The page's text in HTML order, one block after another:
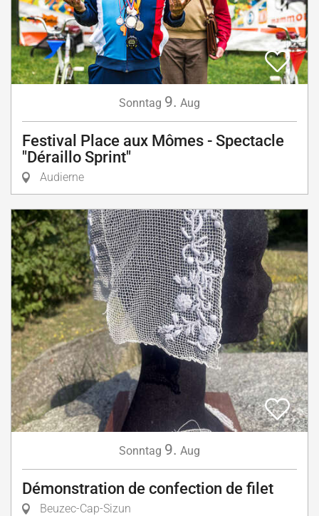
Sonntag 9. Aug
Festival Place aux Mômes - Spectacle
"Déraillo Sprint"
Audierne
Sonntag 9. Aug
Démonstration de confection de filet
Beuzec-Cap-Sizun